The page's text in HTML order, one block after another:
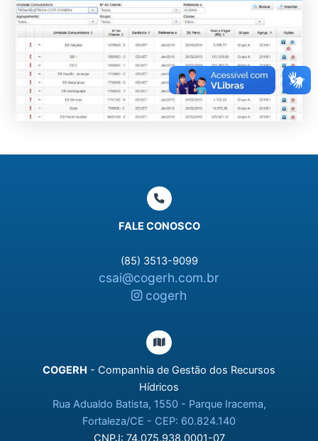
FALE CONOSCO
(85) 3513-9099
csai@cogerh.com.br
cogerh
COGERH - Companhia de Gestão dos Recursos
Hídricos
Rua Adualdo Batista, 1550 - Parque Iracema,
Fortaleza/CE - CEP: 60.824.140
CNPJ: 74.075.938.0001-07